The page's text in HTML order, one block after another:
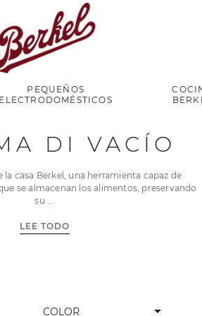
PEQUEÑOS
ELECTRODOMÉSTICOS
DI VACÍO
la casa Berkel, una herramienta capaz de
se almacenan los alimentos, preservando
su
LEE TODO
COLOR arrow_drop_down